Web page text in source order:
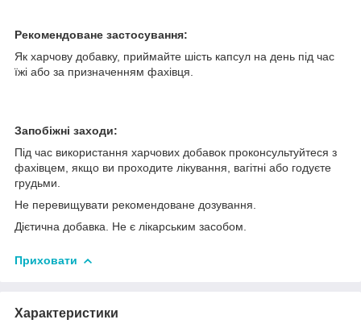
Рекомендоване застосування:
Як харчову добавку, приймайте шість капсул на день під час
їжі або за призначенням фахівця.
Запобіжні заходи:
Під час використання харчових добавок проконсультуйтеся з
фахівцем, якщо ви проходите лікування, вагітні або годуєте
грудьми.
Не перевищувати рекомендоване дозування.
Дієтична добавка. Не є лікарським засобом.
Приховати
Характеристики